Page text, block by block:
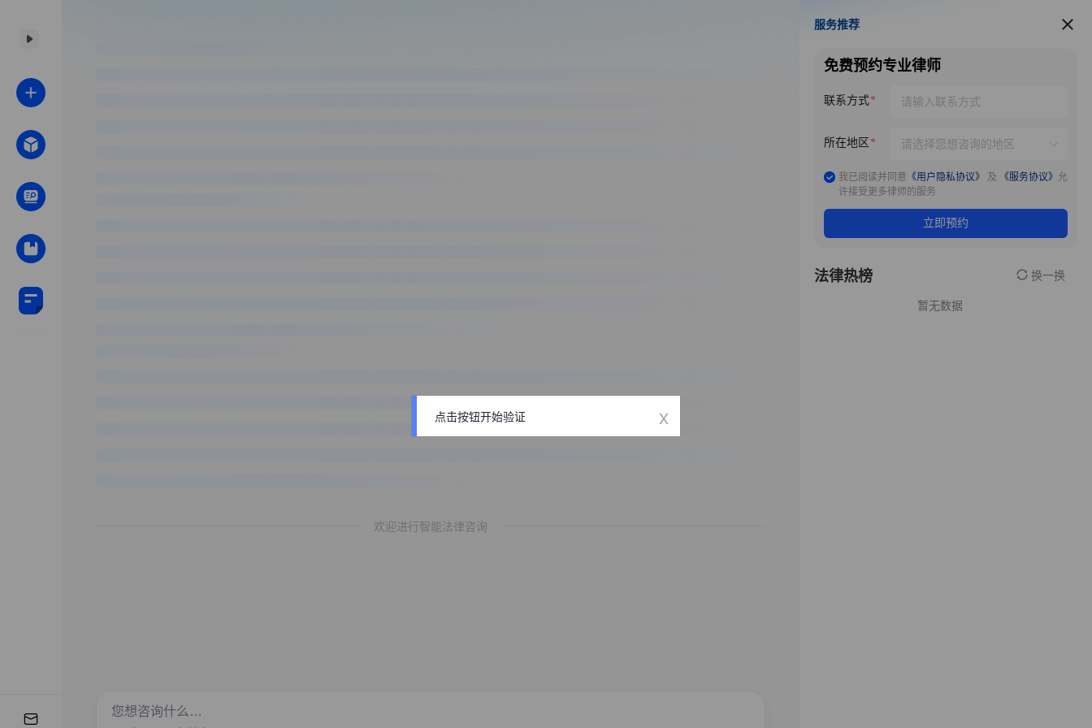
欢迎进行智能法律咨询
服务推荐
服务推荐
免费预约专业律师
联系方式
所在地区
我已阅读并同意 《用户隐私协议》 及 《服务协议》 允
许接受更多律师的服务
立即预约
法律热榜 换一换
暂无数据
点击按钮开始验证 x